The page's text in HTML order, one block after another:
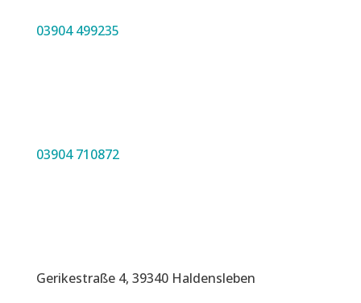
03904 499235
03904 710872
Gerikestraße 4, 39340 Haldensleben